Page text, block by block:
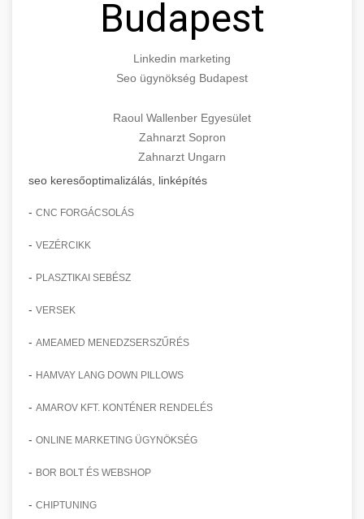
Budapest
Linkedin marketing
Seo ügynökség Budapest
Raoul Wallenber Egyesület
Zahnarzt Sopron
Zahnarzt Ungarn
seo keresőoptimalizálás, linképítés
- CNC FORGÁCSOLÁS
- VEZÉRCIKK
- PLASZTIKAI SEBÉSZ
- VERSEK
- AMEAMED MENEDZSERSZŰRÉS
- HAMVAY LANG DOWN PILLOWS
- AMAROV KFT. KONTÉNER RENDELÉS
- ONLINE MARKETING ÜGYNÖKSÉG
- BOR BOLT ÉS WEBSHOP
- CHIPTUNING